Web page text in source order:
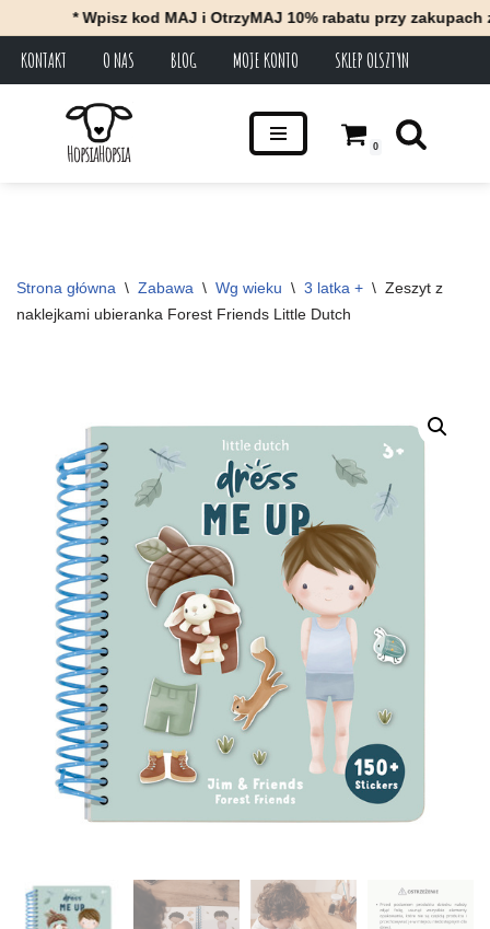
* Wpisz kod MAJ i OtrzyMAJ 10% rabatu przy zakupach za
KONTAKT O NAS BLOG MOJE KONTO SKLEP OLSZTYN
0
Strona główna \ Zabawa \ Wg wieku \ 3 latka + \ Zeszyt z
naklejkami ubieranka Forest Friends Little Dutch